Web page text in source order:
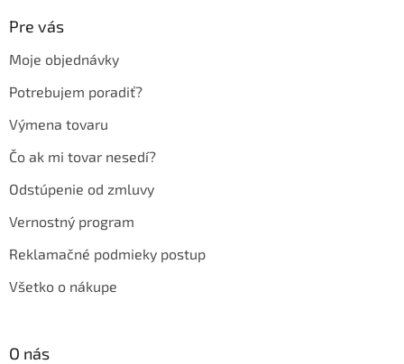
Pre vás
Moje objednávky
Potrebujem poradiť?
Výmena tovaru
Čo ak mi tovar nesedí?
Odstúpenie od zmluvy
Vernostný program
Reklamačné podmieky postup
Všetko o nákupe
O nás